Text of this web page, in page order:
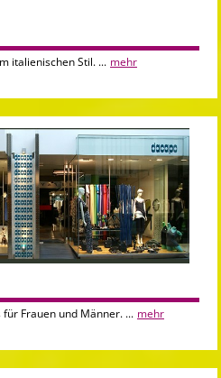
italienischen Stil. ... mehr
Frauen und Männer. ... mehr